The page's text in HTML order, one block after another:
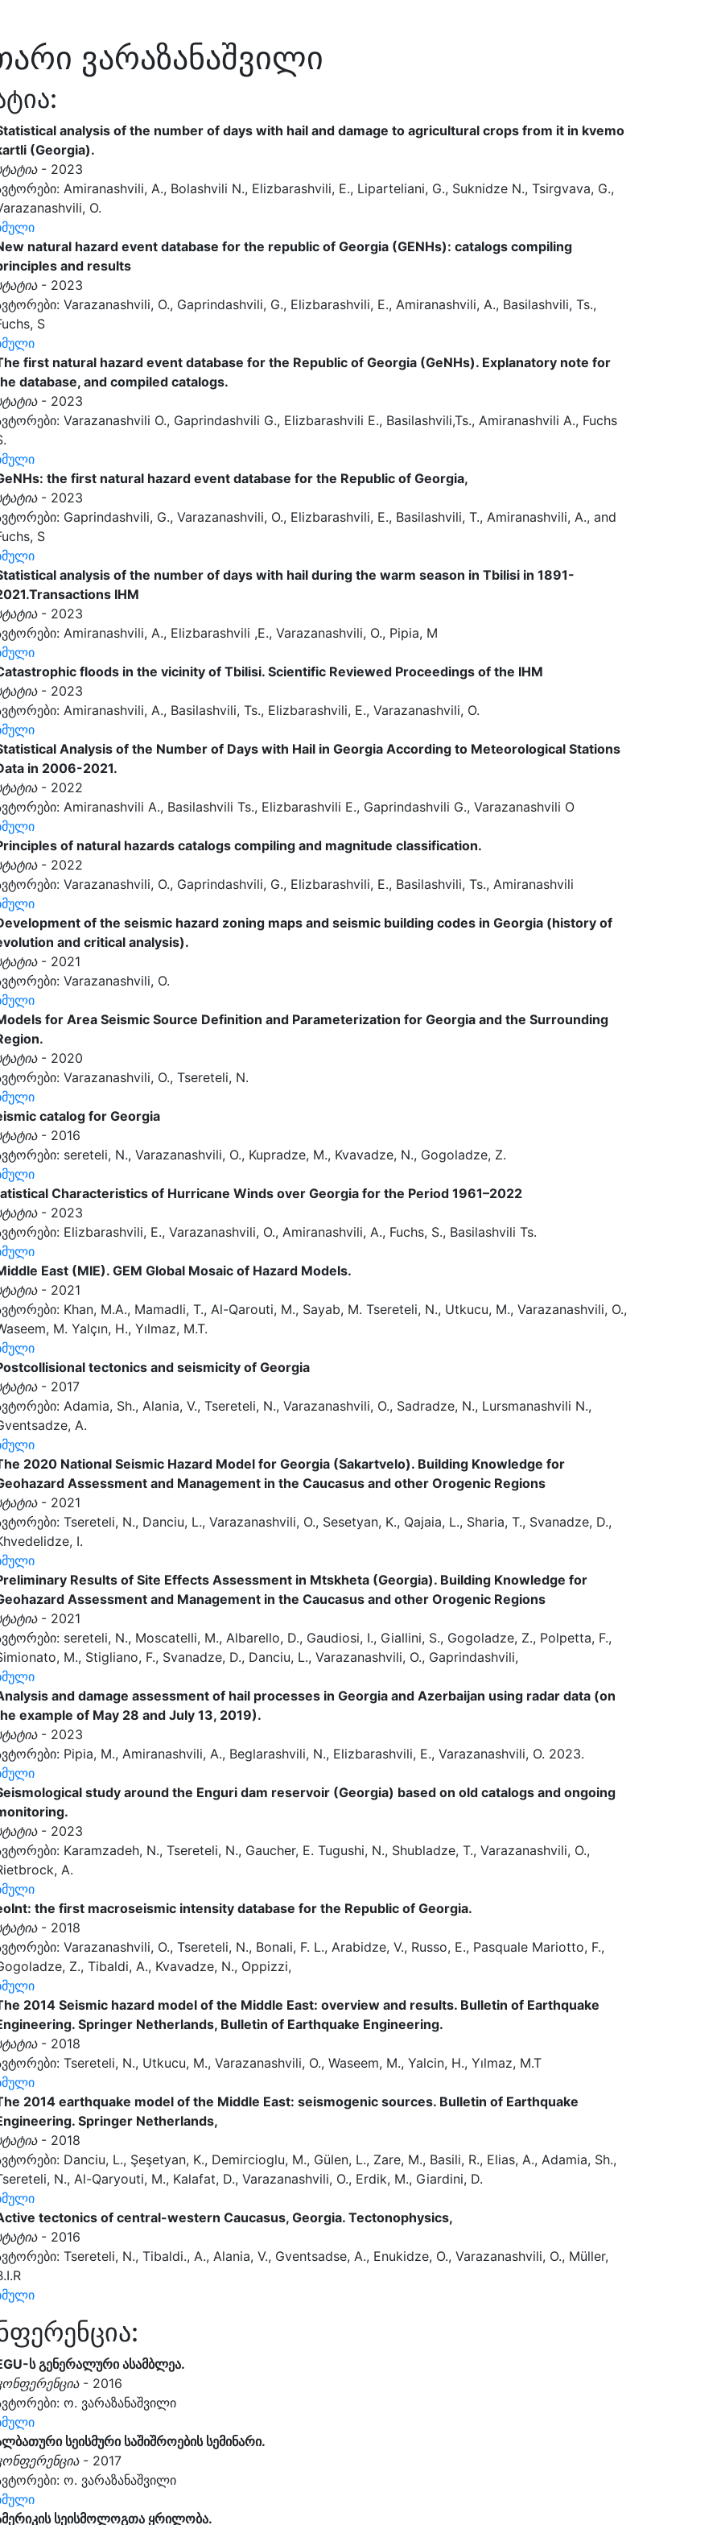
ვარაზანაშვილი
analysis of the number of days with hail and damage to agricultural crops from it in kvemo
(Georgia).
- 2023
Amiranashvili, A., Bolashvili N., Elizbarashvili, E., Liparteliani, G., Suknidze N., Tsirgvava, G.,
O.
natural hazard event database for the republic of Georgia (GENHs): catalogs compiling
and results
- 2023
Varazanashvili, O., Gaprindashvili, G., Elizbarashvili, E., Amiranashvili, A., Basilashvili, Ts.,
S
first natural hazard event database for the Republic of Georgia (GeNHs). Explanatory note for
database, and compiled catalogs.
- 2023
Varazanashvili O., Gaprindashvili G., Elizbarashvili E., Basilashvili,Ts., Amiranashvili A., Fuchs
the first natural hazard event database for the Republic of Georgia,
- 2023
Gaprindashvili, G., Varazanashvili, O., Elizbarashvili, E., Basilashvili, T., Amiranashvili, A., and
S
analysis of the number of days with hail during the warm season in Tbilisi in 1891-
IHM
- 2023
Amiranashvili, A., Elizbarashvili ,E., Varazanashvili, O., Pipia, M
floods in the vicinity of Tbilisi. Scientific Reviewed Proceedings of the IHM
- 2023
Amiranashvili, A., Basilashvili, Ts., Elizbarashvili, E., Varazanashvili, O.
Analysis of the Number of Days with Hail in Georgia According to Meteorological Stations
in 2006-2021.
- 2022
Amiranashvili A., Basilashvili Ts., Elizbarashvili E., Gaprindashvili G., Varazanashvili O
of natural hazards catalogs compiling and magnitude classification.
- 2022
Varazanashvili, O., Gaprindashvili, G., Elizbarashvili, E., Basilashvili, Ts., Amiranashvili
of the seismic hazard zoning maps and seismic building codes in Georgia (history of
and critical analysis).
- 2021
Varazanashvili, O.
for Area Seismic Source Definition and Parameterization for Georgia and the Surrounding
- 2020
Varazanashvili, O., Tsereteli, N.
catalog for Georgia
- 2016
sereteli, N., Varazanashvili, O., Kupradze, M., Kvavadze, N., Gogoladze, Z.
Characteristics of Hurricane Winds over Georgia for the Period 1961–2022
- 2023
Elizbarashvili, E., Varazanashvili, O., Amiranashvili, A., Fuchs, S., Basilashvili Ts.
East (MIE). GEM Global Mosaic of Hazard Models.
- 2021
Khan, M.A., Mamadli, T., Al-Qarouti, M., Sayab, M. Tsereteli, N., Utkucu, M., Varazanashvili, O.,
M. Yalçın, H., Yılmaz, M.T.
tectonics and seismicity of Georgia
- 2017
Adamia, Sh., Alania, V., Tsereteli, N., Varazanashvili, O., Sadradze, N., Lursmanashvili N.,
A.
2020 National Seismic Hazard Model for Georgia (Sakartvelo). Building Knowledge for
Assessment and Management in the Caucasus and other Orogenic Regions
- 2021
Tsereteli, N., Danciu, L., Varazanashvili, O., Sesetyan, K., Qajaia, L., Sharia, T., Svanadze, D.,
I.
Results of Site Effects Assessment in Mtskheta (Georgia). Building Knowledge for
Assessment and Management in the Caucasus and other Orogenic Regions
- 2021
sereteli, N., Moscatelli, M., Albarello, D., Gaudiosi, I., Giallini, S., Gogoladze, Z., Polpetta, F.,
M., Stigliano, F., Svanadze, D., Danciu, L., Varazanashvili, O., Gaprindashvili,
and damage assessment of hail processes in Georgia and Azerbaijan using radar data (on
example of May 28 and July 13, 2019).
- 2023
Pipia, M., Amiranashvili, A., Beglarashvili, N., Elizbarashvili, E., Varazanashvili, O. 2023.
study around the Enguri dam reservoir (Georgia) based on old catalogs and ongoing
- 2023
Karamzadeh, N., Tsereteli, N., Gaucher, E. Tugushi, N., Shubladze, T., Varazanashvili, O.,
A.
the first macroseismic intensity database for the Republic of Georgia.
- 2018
Varazanashvili, O., Tsereteli, N., Bonali, F. L., Arabidze, V., Russo, E., Pasquale Mariotto, F.,
Z., Tibaldi, A., Kvavadze, N., Oppizzi,
2014 Seismic hazard model of the Middle East: overview and results. Bulletin of Earthquake
Springer Netherlands, Bulletin of Earthquake Engineering.
- 2018
Tsereteli, N., Utkucu, M., Varazanashvili, O., Waseem, M., Yalcin, H., Yılmaz, M.T
2014 earthquake model of the Middle East: seismogenic sources. Bulletin of Earthquake
Springer Netherlands,
- 2018
Danciu, L., Şeşetyan, K., Demircioglu, M., Gülen, L., Zare, M., Basili, R., Elias, A., Adamia, Sh.,
N., Al-Qaryouti, M., Kalafat, D., Varazanashvili, O., Erdik, M., Giardini, D.
tectonics of central-western Caucasus, Georgia. Tectonophysics,
- 2016
Tsereteli, N., Tibaldi., A., Alania, V., Gventsadse, A., Enukidze, O., Varazanashvili, O., Müller,
ს გენერალური ასამბლეა.
- 2016
ო. ვარაზანაშვილი
სეისმური საშიშროების სემინარი.
- 2017
ო. ვარაზანაშვილი
სეისმოლოგთა ყრილობა.